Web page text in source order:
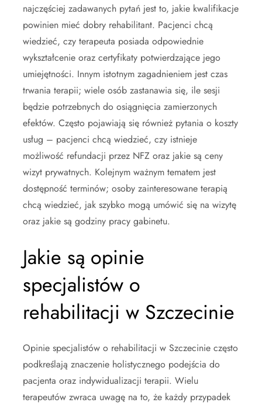
najczęściej zadawanych pytań jest to, jakie kwalifikacje
powinien mieć dobry rehabilitant. Pacjenci chcą
wiedzieć, czy terapeuta posiada odpowiednie
wykształcenie oraz certyfikaty potwierdzające jego
umiejętności. Innym istotnym zagadnieniem jest czas
trwania terapii; wiele osób zastanawia się, ile sesji
będzie potrzebnych do osiągnięcia zamierzonych
efektów. Często pojawiają się również pytania o koszty
usług – pacjenci chcą wiedzieć, czy istnieje
możliwość refundacji przez NFZ oraz jakie są ceny
wizyt prywatnych. Kolejnym ważnym tematem jest
dostępność terminów; osoby zainteresowane terapią
chcą wiedzieć, jak szybko mogą umówić się na wizytę
oraz jakie są godziny pracy gabinetu.
Jakie są opinie
specjalistów o
rehabilitacji w Szczecinie
Opinie specjalistów o rehabilitacji w Szczecinie często
podkreślają znaczenie holistycznego podejścia do
pacjenta oraz indywidualizacji terapii. Wielu
terapeutów zwraca uwagę na to, że każdy przypadek